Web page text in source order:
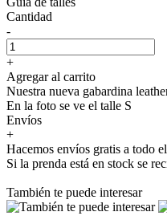
Cantidad
-
+
Agregar al carrito
Nuestra nueva gabardina
En la foto se ve el talle S
Envíos
+
Hacemos envíos gratis a todo
Si la prenda está en stock se
También te puede interesar